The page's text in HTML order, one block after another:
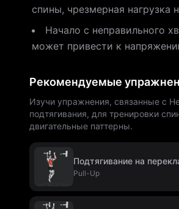
спины, чрезмерная нагрузка
Начало с неправильного
может привести к
Рекомендуемые
Изучи упражнения, связанные с
подтягивания, для тренировки
двигательные паттерны.
Подтягивание на
Pull-Up